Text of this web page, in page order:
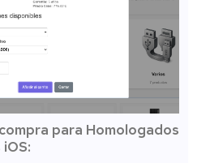
para Homologados